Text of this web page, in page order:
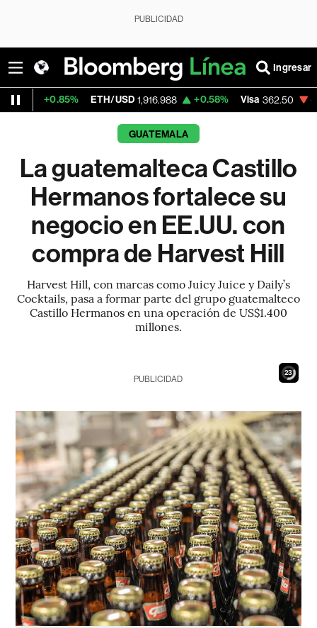
PUBLICIDAD
Ingresar
ETH/USD 1,916.988 +0.58% Visa 362.50 -2.15%
GUATEMALA
La guatemalteca Castillo
Hermanos fortalece su
negocio en EE.UU. con
compra de Harvest Hill
Harvest Hill, con marcas como Juicy Juice y Daily’s
Cocktails, pasa a formar parte del grupo guatemalteco
Castillo Hermanos en una operación de US$1.400
millones.
21
PUBLICIDAD